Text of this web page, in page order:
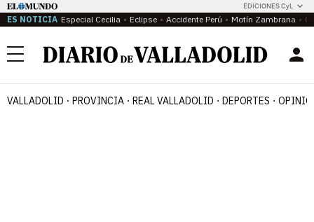
EDICIONES CyL
ES NOTICIA Especial Cecilia Eclipse Accidente Perú Motín Zambrana
Menú
VALLADOLID PROVINCIA REAL VALLADOLID DEPORTES